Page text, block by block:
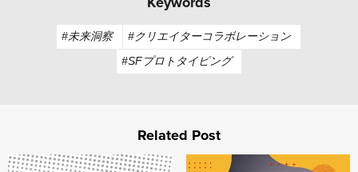
#未来洞察
#クリエイターコラボレーション
#SFプロトタイピング
Related Post
MVMNT unit 夜ふかし大学 第三夜 「AI時